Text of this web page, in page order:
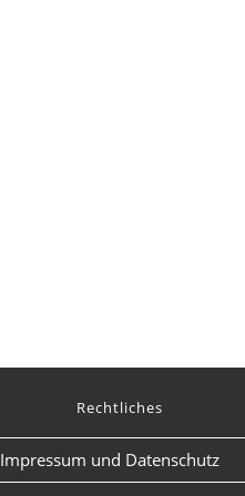
Rechtliches
Impressum und Datenschutz